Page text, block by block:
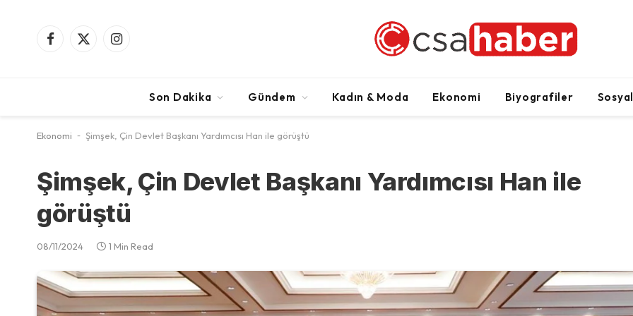
Facebook
X
Instagram
Son Dakika Gündem Kadın & Moda Ekonomi Biyografiler
Ekonomi - Şimşek, Çin Devlet Başkanı Yardımcısı Han ile görüştü
Şimşek, Çin Devlet Başkanı Yardımcısı Han ile
görüştü
08/11/2024 1 Min Read